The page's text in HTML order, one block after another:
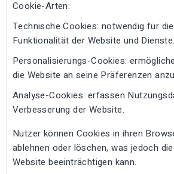
Cookie-Arten:
Technische Cookies: notwendig für
Funktionalität der Website und Dienste.
Personalisierungs-Cookies:
die Website an seine Präferenzen
Analyse-Cookies: erfassen
Verbesserung der Website.
Nutzer können Cookies in ihren
ablehnen oder löschen, was jedoch
Website beeinträchtigen kann.